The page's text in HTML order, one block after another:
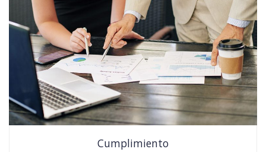
Cumplimiento